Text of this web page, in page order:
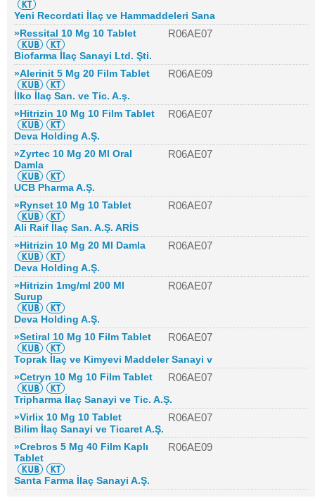
Yeni Recordati İlaç ve Hammaddeleri Sana
»Ressital 10 Mg 10 Tablet
R06AE07
Biofarma İlaç Sanayi Ltd. Şti.
»Alerinit 5 Mg 20 Film Tablet
R06AE09
İlko İlaç San. ve Tic. A.ş.
»Hitrizin 10 Mg 10 Film Tablet
R06AE07
Deva Holding A.Ş.
»Zyrtec 10 Mg 20 Ml Oral
Damla
R06AE07
UCB Pharma A.Ş.
»Rynset 10 Mg 10 Tablet
R06AE07
Ali Raif İlaç San. A.Ş. ARİS
»Hitrizin 10 Mg 20 Ml Damla
R06AE07
Deva Holding A.Ş.
»Hitrizin 1mg/ml 200 Ml
Surup
R06AE07
Deva Holding A.Ş.
»Setiral 10 Mg 10 Film Tablet
R06AE07
Toprak İlaç ve Kimyevi Maddeler Sanayi v
»Cetryn 10 Mg 10 Film Tablet
R06AE07
Tripharma İlaç Sanayi ve Tic. A.Ş.
»Virlix 10 Mg 10 Tablet
R06AE07
Bilim İlaç Sanayi ve Ticaret A.Ş.
»Crebros 5 Mg 40 Film Kaplı
Tablet
R06AE09
Santa Farma İlaç Sanayi A.Ş.